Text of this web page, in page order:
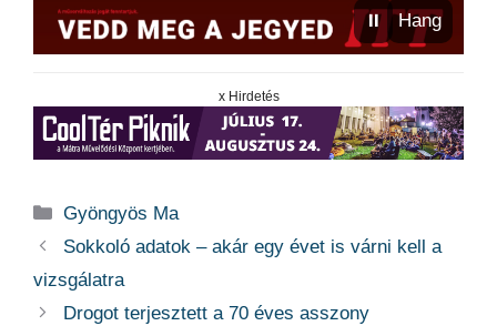
⏸ Hang
x Hirdetés
Kategória
Gyöngyös Ma
Sokkoló adatok – akár egy évet is várni kell a
vizsgálatra
Drogot terjesztett a 70 éves asszony